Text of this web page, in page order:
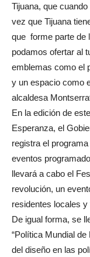
Tijuana, que
vez que Tijuana
que forme parte de
podamos ofertar al
emblemas como el
y un espacio como
alcaldesa
En la edición de
Esperanza, el
registra el
eventos
llevará a cabo el
revolución, un
residentes locales
De igual forma, se
“Política Mundial
del diseño en las